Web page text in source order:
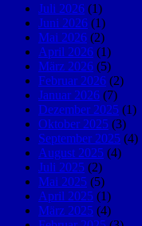
Juli 2026 (1)
Juni 2026 (1)
Mai 2026 (2)
April 2026 (1)
März 2026 (5)
Februar 2026 (2)
Januar 2026 (7)
Dezember 2025 (1)
Oktober 2025 (3)
September 2025 (4)
August 2025 (4)
Juli 2025 (2)
Mai 2025 (5)
April 2025 (1)
März 2025 (4)